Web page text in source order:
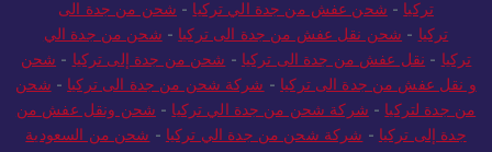
تركيا - شحن عفش من جدة الي تركيا - شحن من جدة الى
تركيا - شحن نقل عفش من جدة الى تركيا - شحن من جدة الي
تركيا - نقل عفش من جدة الى تركيا - شحن من جدة إلى تركيا - شحن
و نقل عفش من جدة الى تركيا - شركة شحن من جدة الى تركيا - شحن
من جدة لتركيا - شركة شحن من جدة الي تركيا - شحن ونقل عفش من
جدة إلى تركيا - شركة شحن من جدة الي تركيا - شحن من السعودية